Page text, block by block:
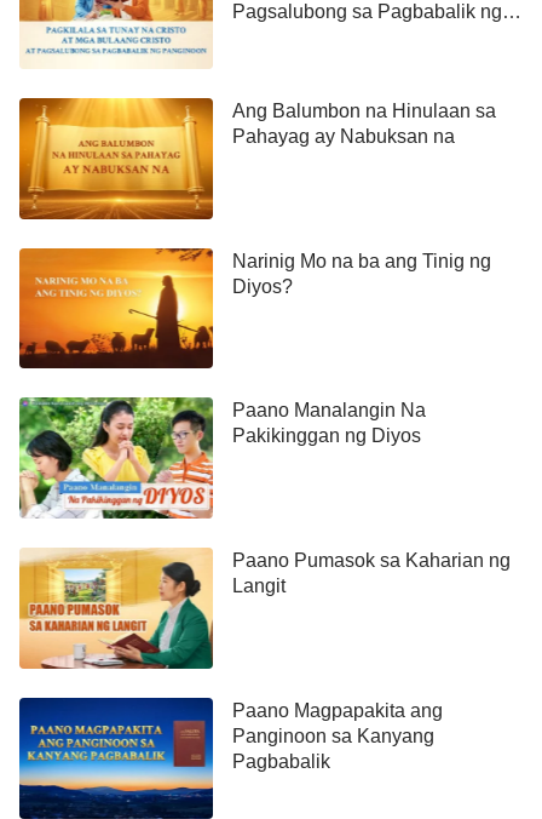
Pagsalubong sa Pagbabalik ng
Ang Balumbon na Hinulaan sa
Pahayag ay Nabuksan na
Narinig Mo na ba ang Tinig ng
Diyos?
Paano Manalangin Na
Pakikinggan ng Diyos
Paano Pumasok sa Kaharian ng
Langit
Paano Magpapakita ang
Panginoon sa Kanyang
Pagbabalik